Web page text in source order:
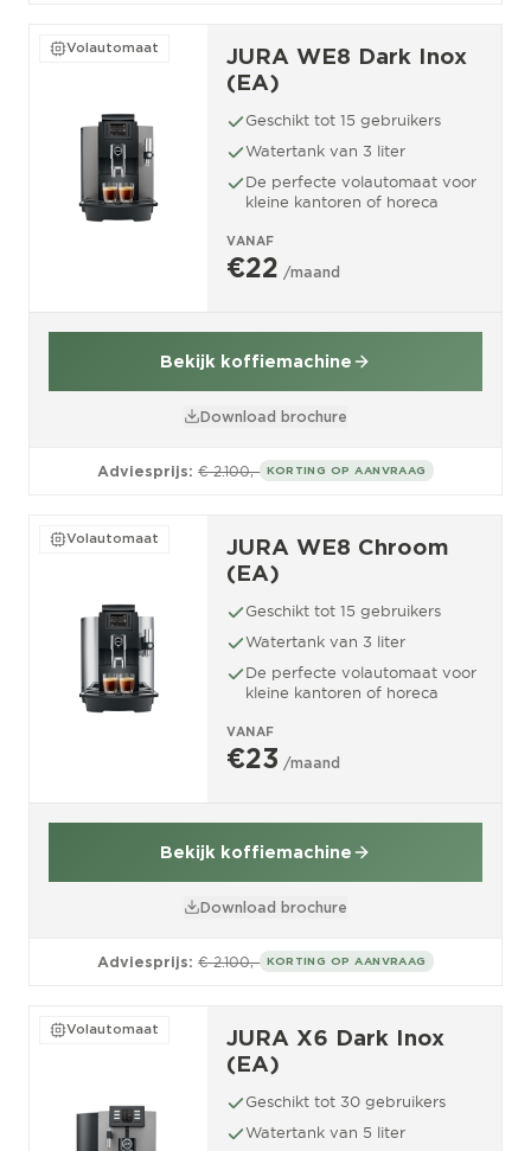
Volautomaat
JURA WE8 Dark Inox
(EA)
Geschikt tot 15 gebruikers
Watertank van 3 liter
De perfecte volautomaat voor
kleine kantoren of horeca
VANAF
€22 /maand
Bekijk koffiemachine
Download brochure
Adviesprijs: € 2.100,- KORTING OP AANVRAAG
Volautomaat
JURA WE8 Chroom
(EA)
Geschikt tot 15 gebruikers
Watertank van 3 liter
De perfecte volautomaat voor
kleine kantoren of horeca
VANAF
€23 /maand
Bekijk koffiemachine
Download brochure
Adviesprijs: € 2.100,- KORTING OP AANVRAAG
Volautomaat
JURA X6 Dark Inox
(EA)
Geschikt tot 30 gebruikers
Watertank van 5 liter